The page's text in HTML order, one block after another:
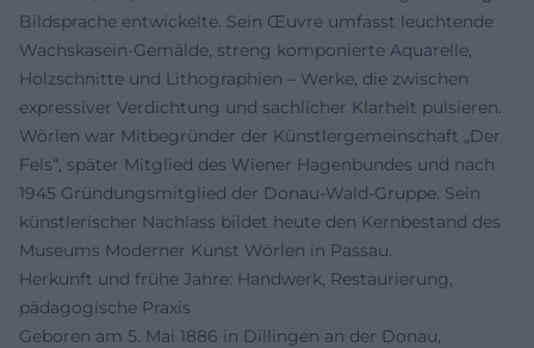
Bildsprache entwickelte. Sein Œuvre umfasst leuchtende
Wachskasein-Gemälde, streng komponierte Aquarelle,
Holzschnitte und Lithographien – Werke, die zwischen
expressiver Verdichtung und sachlicher Klarheit pulsieren.
Wörlen war Mitbegründer der Künstlergemeinschaft „Der
Fels“, später Mitglied des Wiener Hagenbundes und nach
1945 Gründungsmitglied der Donau‑Wald‑Gruppe. Sein
künstlerischer Nachlass bildet heute den Kernbestand des
Museums Moderner Kunst Wörlen in Passau.
Herkunft und frühe Jahre: Handwerk, Restaurierung,
pädagogische Praxis
Geboren am 5. Mai 1886 in Dillingen an der Donau,